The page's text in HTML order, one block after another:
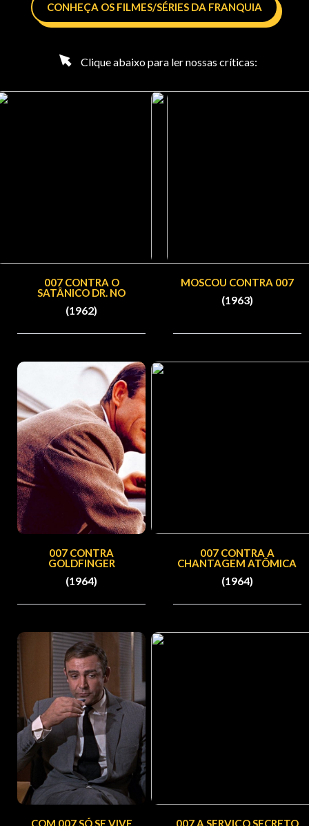
CONHEÇA OS FILMES/SÉRIES DA FRANQUIA
Clique abaixo para ler nossas críticas:
007 CONTRA O
SATÂNICO DR. NO
(1962)
MOSCOU CONTRA 007
(1963)
007 CONTRA
GOLDFINGER
(1964)
007 CONTRA A
CHANTAGEM ATÔMICA
(1964)
COM 007 SÓ SE VIVE 007 A SERVIÇO SECRETO